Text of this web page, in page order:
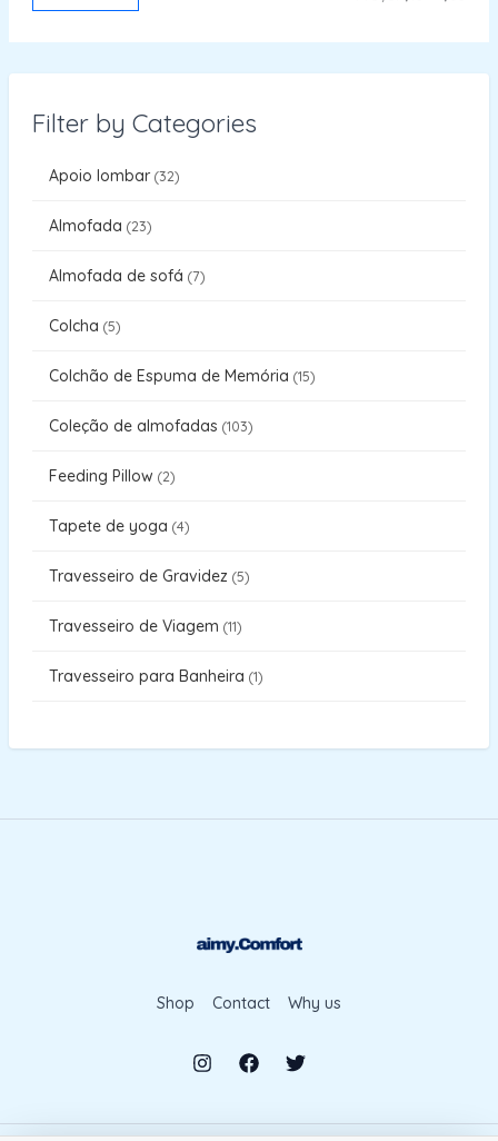
Filter by Categories
Apoio lombar 32
Almofada 23
Almofada de sofá 7
Colcha 5
Colchão de Espuma de Memória 15
Coleção de almofadas 103
Feeding Pillow 2
Tapete de yoga 4
Travesseiro de Gravidez 5
Travesseiro de Viagem 11
Travesseiro para Banheira 1
Shop Contact Why us